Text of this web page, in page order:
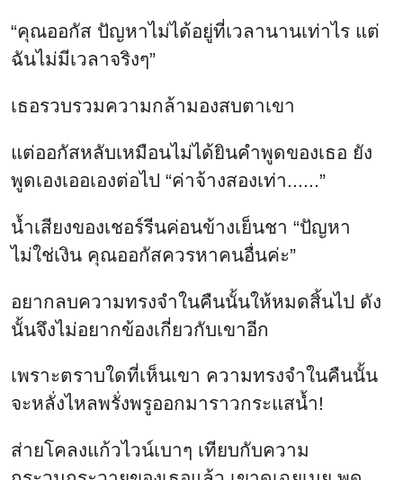
ส่ายโคลงแก้วไวน์เบาๆ เทียบกับความ